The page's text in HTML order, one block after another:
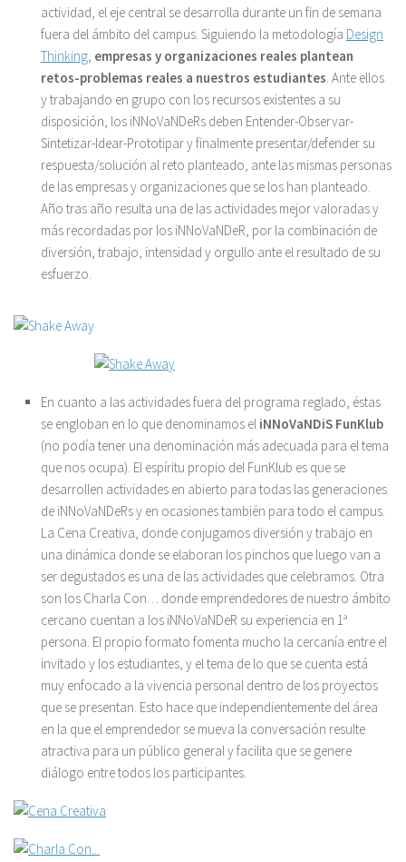
actividad, el eje central se desarrolla durante un fin de semana
fuera del ámbito del campus. Siguiendo la metodología Design
Thinking, empresas y organizaciones reales plantean
retos-problemas reales a nuestros estudiantes. Ante ellos
y trabajando en grupo con los recursos existentes a su
disposición, los iNNoVaNDeRs deben Entender-Observar-
Sintetizar-Idear-Prototipar y finalmente presentar/defender su
respuesta/solución al reto planteado, ante las mismas personas
de las empresas y organizaciones que se los han planteado.
Año tras año resulta una de las actividades mejor valoradas y
más recordadas por los iNNoVaNDeR, por la combinación de
diversión, trabajo, intensidad y orgullo ante el resultado de su
esfuerzo.
En cuanto a las actividades fuera del programa reglado, éstas
se engloban en lo que denominamos el iNNoVaNDiS FunKlub
(no podía tener una denominación más adecuada para el tema
que nos ocupa). El espíritu propio del FunKlub es que se
desarrollen actividades en abierto para todas las generaciones
de iNNoVaNDeRs y en ocasiones también para todo el campus.
La Cena Creativa, donde conjugamos diversión y trabajo en
una dinámica donde se elaboran los pinchos que luego van a
ser degustados es una de las actividades que celebramos. Otra
son los Charla Con… donde emprendedores de nuestro ámbito
cercano cuentan a los iNNoVaNDeR su experiencia en 1ª
persona. El propio formato fomenta mucho la cercanía entre el
invitado y los estudiantes, y el tema de lo que se cuenta está
muy enfocado a la vivencia personal dentro de los proyectos
que se presentan. Esto hace que independientemente del área
en la que el emprendedor se mueva la conversación resulte
atractiva para un público general y facilita que se genere
diálogo entre todos los participantes.